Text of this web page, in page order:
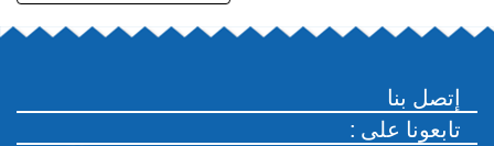
إتصل بنا
: تابعونا على